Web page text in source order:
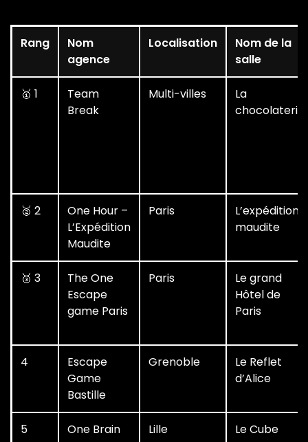
Rang
Nom
agence
Localisation
Nom de la
salle
🥇 1
Team
Break
Multi-villes
La
chocolaterie
🥈 2
One Hour –
L’Expédition
Maudite
Paris
L’expédition
maudite
🥉 3
The One
Escape
game Paris
Paris
Le grand
Hôtel de
Paris
4
Escape
Game
Bastille
Grenoble
Le Reflet
d’Alice
5 One Brain Lille Le Cube